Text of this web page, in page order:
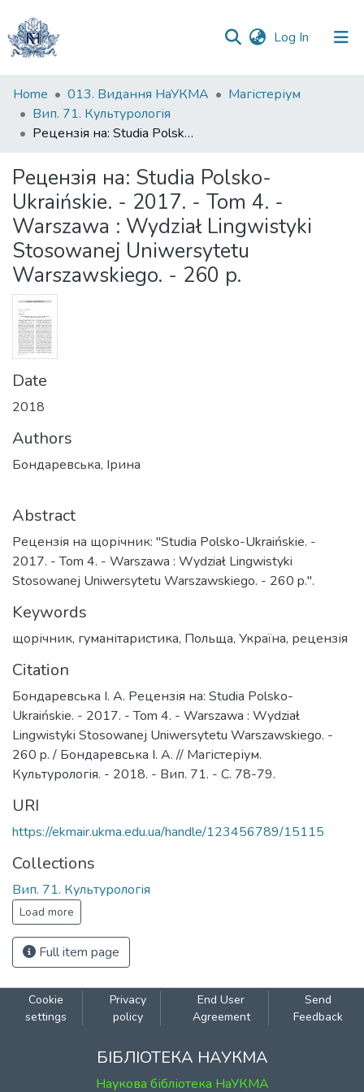
Log In (current)
Communities
&
Collections
Statistics
Home 013. Видання НаУКМА
Магістеріум
Вип. 71. Культурологія
Рецензія на: Studia Polsko-Ukraińskie. - 2017. - Tom 4. - Warszawa : Wydział Lingwistyki Stosowanej Uniwersytetu Warszawskiego. - 260 p.
Рецензія на: Studia Polsko-
Ukraińskie. - 2017. - Tom 4. -
Warszawa : Wydział Lingwistyki
Stosowanej Uniwersytetu
Warszawskiego. - 260 p.
Date
2018
Authors
Бондаревська, Ірина
Abstract
Рецензія на щорічник: "Studia Polsko-Ukraińskie. -
2017. - Tom 4. - Warszawa : Wydział Lingwistyki
Stosowanej Uniwersytetu Warszawskiego. - 260 p.".
Keywords
щорічник, гуманітаристика, Польща, Україна, рецензія
Citation
Бондаревська І. А. Рецензія на: Studia Polsko-
Ukraińskie. - 2017. - Tom 4. - Warszawa : Wydział
Lingwistyki Stosowanej Uniwersytetu Warszawskiego. -
260 p. / Бондаревська І. А. // Магістеріум.
Культурологія. - 2018. - Вип. 71. - С. 78-79.
URI
https://ekmair.ukma.edu.ua/handle/123456789/15115
Collections
Вип. 71. Культурологія
Load more
Full item page
Cookie
settings
Privacy
policy
End User
Agreement
Send
Feedback
БІБЛІОТЕКА НАУКМА
Наукова бібліотека НаУКМА